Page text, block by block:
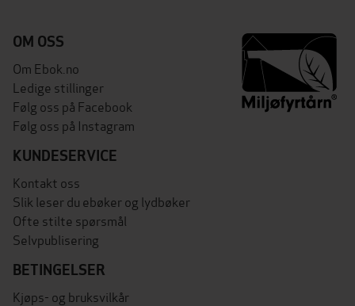
OM OSS
Om Ebok.no
Ledige stillinger
Følg oss på Facebook
Følg oss på Instagram
KUNDESERVICE
Kontakt oss
Slik leser du ebøker og lydbøker
Ofte stilte spørsmål
Selvpublisering
BETINGELSER
Kjøps- og bruksvilkår